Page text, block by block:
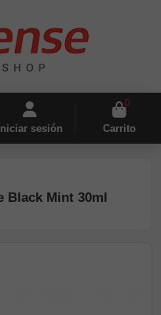
Iniciar sesión
0
Carrito
Black Mint 30ml